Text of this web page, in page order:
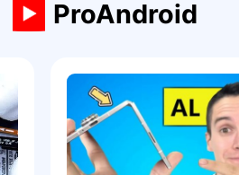
ProAndroid